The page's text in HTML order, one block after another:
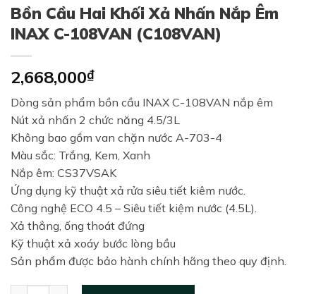
Bồn Cầu Hai Khối Xả Nhấn Nắp Êm
INAX C-108VAN (C108VAN)
2,668,000₫
Dòng sản phẩm bồn cầu INAX C-108VAN nắp êm
Nút xả nhấn 2 chức năng 4.5/3L
Không bao gồm van chặn nước A-703-4
Màu sắc: ​Trắng, Kem, Xanh
Nắp êm: CS37VSAK
Ứng dụng kỹ thuật xả rửa siêu tiết kiêm nước.
Công nghệ ECO 4.5 – Siêu tiết kiệm nước (4.5L).
Xả thẳng, ống thoát đứng
Kỹ thuật xả xoáy bước lòng bầu
Sản phẩm được bảo hành chính hãng theo quy định.